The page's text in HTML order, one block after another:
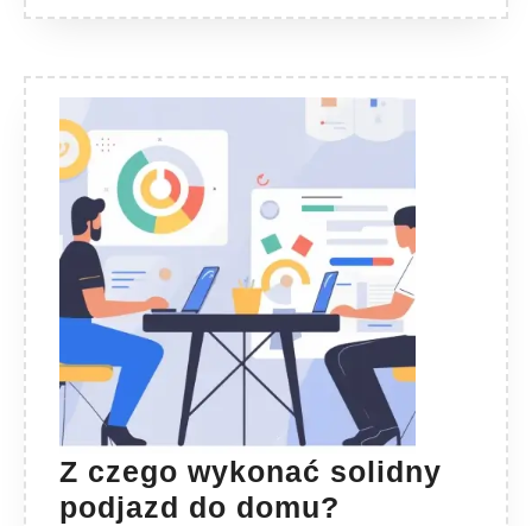
Z czego wykonać solidny
podjazd do domu?